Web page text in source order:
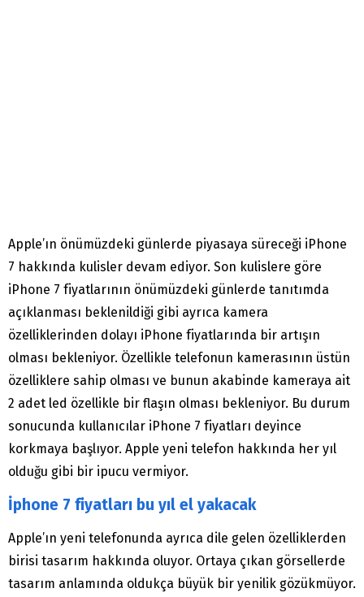
Apple’ın önümüzdeki günlerde piyasaya süreceği iPhone
7 hakkında kulisler devam ediyor. Son kulislere göre
iPhone 7 fiyatlarının önümüzdeki günlerde tanıtımda
açıklanması beklenildiği gibi ayrıca kamera
özelliklerinden dolayı iPhone fiyatlarında bir artışın
olması bekleniyor. Özellikle telefonun kamerasının üstün
özelliklere sahip olması ve bunun akabinde kameraya ait
2 adet led özellikle bir flaşın olması bekleniyor. Bu durum
sonucunda kullanıcılar iPhone 7 fiyatları deyince
korkmaya başlıyor. Apple yeni telefon hakkında her yıl
olduğu gibi bir ipucu vermiyor.
İphone 7 fiyatları bu yıl el yakacak
Apple’ın yeni telefonunda ayrıca dile gelen özelliklerden
birisi tasarım hakkında oluyor. Ortaya çıkan görsellerde
tasarım anlamında oldukça büyük bir yenilik gözükmüyor.